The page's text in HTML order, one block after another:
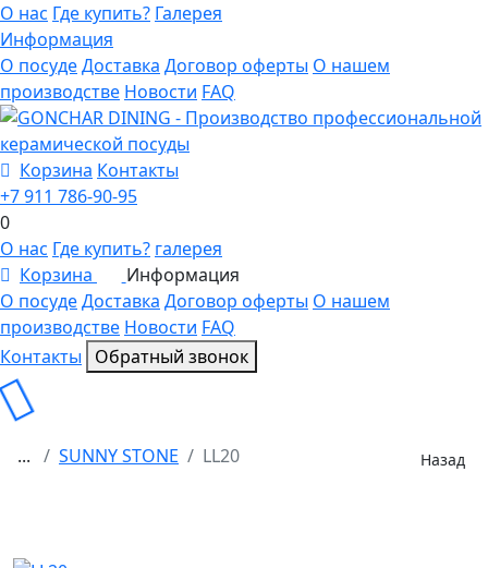
О нас Где купить? Галерея
Информация
О посудеДоставка Договор оферты О нашем
производстве Новости FAQ
Корзина Контакты
+7 911 786-90-95
0
О нас Где купить? галерея
Корзина
Информация
О посудеДоставка Договор оферты О нашем
производстве Новости FAQ
Контакты
Обратный звонок
... SUNNY STONE LL20 Назад